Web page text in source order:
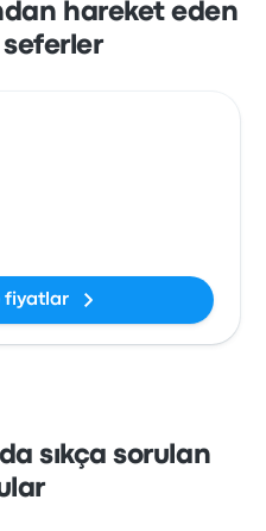
hareket eden
fiyatlar
sıkça sorulan